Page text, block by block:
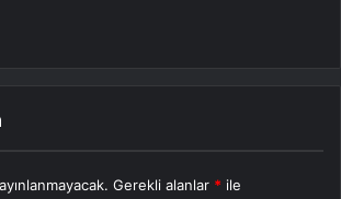
Gerekli alanlar * ile